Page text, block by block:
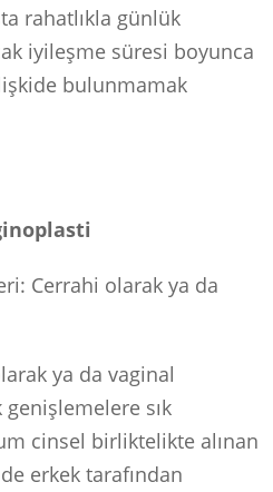
rahatlıkla günlük
iyileşme süresi boyunca
bulunmamak
Cerrahi olarak ya da
ya da vaginal
sık
cinsel birliktelikte alınan
erkek tarafından